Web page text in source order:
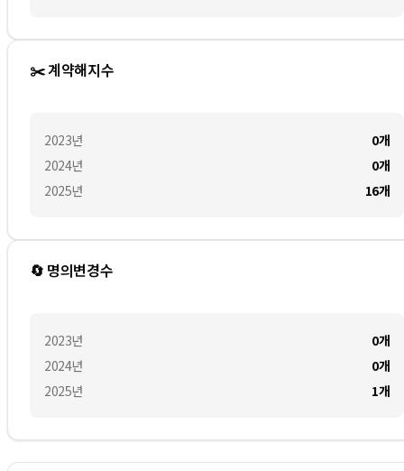
✂️ 계약해지수
2023년
2024년
2025년
0개
0개
16개
🔄 명의변경수
2023년
2024년
2025년
0개
0개
1개